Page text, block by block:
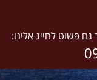
פשוט לחייג אלינו: